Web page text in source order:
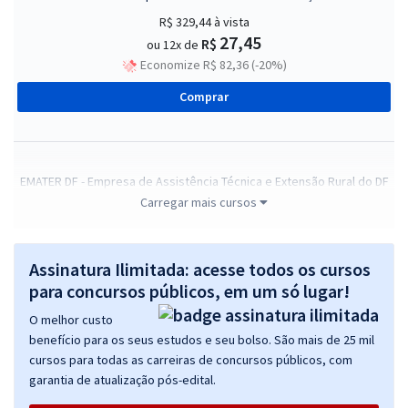
R$ 329,44à vista
ou 12x de R$ 27,45
Economize R$ 82,36 (-20%)
Comprar
EMATER DF - Empresa de Assistência Técnica e Extensão Rural do DF
- Conhecimentos Específicos Para Técnico Especializado - Área:
R$ 367,92à vista
ou 12x de R$30,66
Economize R$ 91,98 (-20%)
Comprar
Carregar mais cursos
Assinatura Ilimitada: acesse todos os cursos
para concursos públicos, em um só lugar!
O melhor custo
benefício para os seus estudos e seu bolso. São mais de 25 mil
cursos para todas as carreiras de concursos públicos, com
garantia de atualização pós-edital.